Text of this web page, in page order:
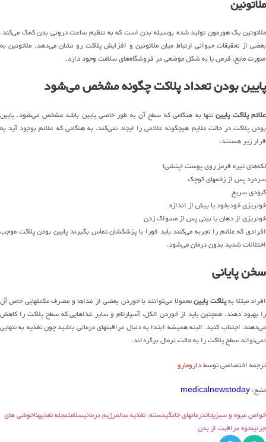
ملاتونین
ملاتونین یک هورمون تولید شده بوسیله بدن است که به تنظیم ساعت درونی بدن کمک می‌کند.
بعضی از تحقیقات حیوانی ارتباط میان ملاتونین و افزایش پلاکت رو نشان می‌دهد. ملاتونین به
صورت مایع، قرص یا به شکل موضعی در فروشگاه‌های سلامت وجود دارد.
پایین بودن تعداد پلاکت چگونه مشخص می‌شود
علائم پلاکت پایینتنها به هنگامی که سطح آن به طور خاصی پایین باشد مشخص می‌شود. پایین
بودن پلاکت در حالت ملایم هیچگونه علائمی را ایجاد نمی‌کند. به هنگامی که علائم بوجود آید به
قرار زیر هستند:
لکه‌های تیره قرمز روی پوست (پتشی)
سردرد پس از زخمهای کوچک
کبودی سریع
خونریزی خودبخود یا بیش از اندازه
خونریزی از دهان یا بینی پس از مسواک زدن
افرادی که علائم را تجربه می‌کنند باید فورا با پزشکشان تماس بگیرند پایین بودن پلاکت موجب
اختلالات شدید بدون درمان می‌شود.
سخن پایانی
افراد مبتلا بهپلاکت پایینمعمولا می‌توانند با خوردن بعضی از غذاها و مصرف مکملهایی خاص آن
را بهبود دهند. همچنین باید از خوردن الکل، آسپارتام و سایر غذاهایی که سطح پلاکت را کاهش
می‌دهند، اجتناب کنید. البته همیشه ابتدا به دنبال مراقبتهای درمانی باشید چون تغذیه به تنهایی
نمی‌تواند سطح پلاکت را به حالت نرمال برگرداند.
ترجمه اختصاصی توسطدارومارو
منبع:medicalnewstoday
خواص میوه و سبزیجاتدرمانهای خانگیدسته: تغذیه سالمرژیم درمانیسلامتمجله تغذیهناخوشی های
جزئینحوه مراقبت از بدن